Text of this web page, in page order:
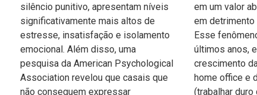
silêncio punitivo, apresentam níveis
significativamente mais altos de
estresse, insatisfação e isolamento
emocional. Além disso, uma
pesquisa da American Psychological
Association revelou que casais que
não conseguem expressar
em um valor
em detrimento
Esse
últimos anos,
crescimento
home office e
(trabalhar